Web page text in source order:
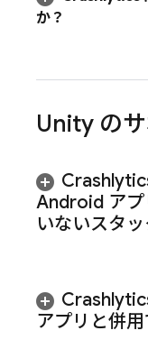
か？
Unity の
Android アプ
いないスタ
アプリと併